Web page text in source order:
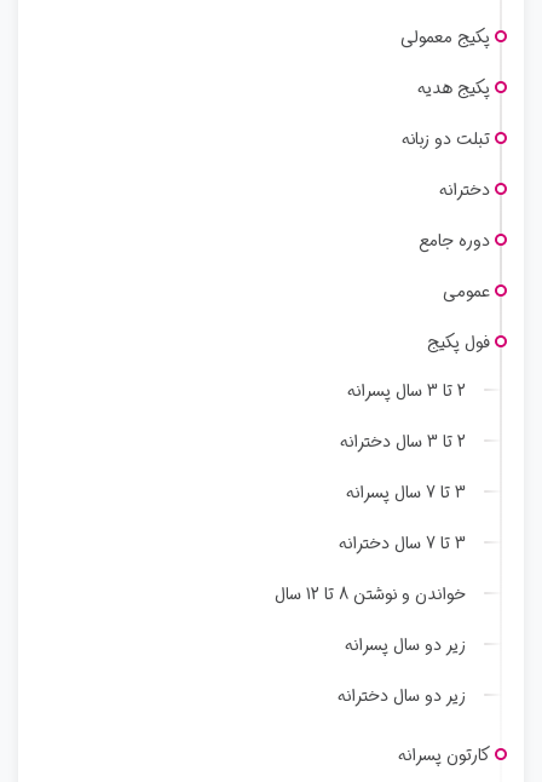
پکیج معمولی
پکیج هدیه
تبلت دو زبانه
دخترانه
دوره جامع
عمومی
فول پکیج
2 تا 3 سال پسرانه
2 تا 3 سال دخترانه
3 تا 7 سال پسرانه
3 تا 7 سال دخترانه
خواندن و نوشتن 8 تا 12 سال
زیر دو سال پسرانه
زیر دو سال دخترانه
کارتون پسرانه